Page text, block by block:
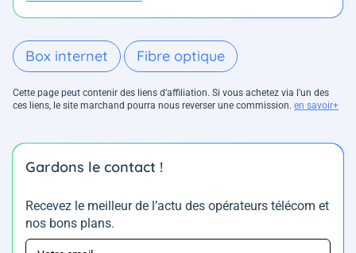
Box internet Fibre optique
Cette page peut contenir des liens d’affiliation. Si vous achetez via l'un des
ces liens, le site marchand pourra nous reverser une commission. en savoir+
Gardons le contact !
Recevez le meilleur de l’actu des opérateurs télécom et
nos bons plans.